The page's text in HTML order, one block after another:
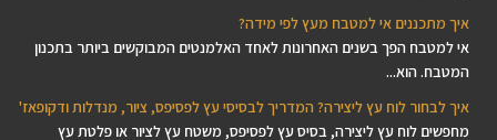
איך מתכננים אי למטבח מעץ לפי מידה?
אי למטבח הפך בשנים האחרונות לאחד האלמנטים המבוקשים ביותר בתכנון
המטבח. הוא...
איך לבחור לוח עץ ליצירה? המדריך לבסיסי עץ לפסיפס, ציור, מנדלות ודקופאז'
מחפשים לוח עץ ליצירה, בסיס עץ לפסיפס, משטח עץ לציור או פלטת עץ